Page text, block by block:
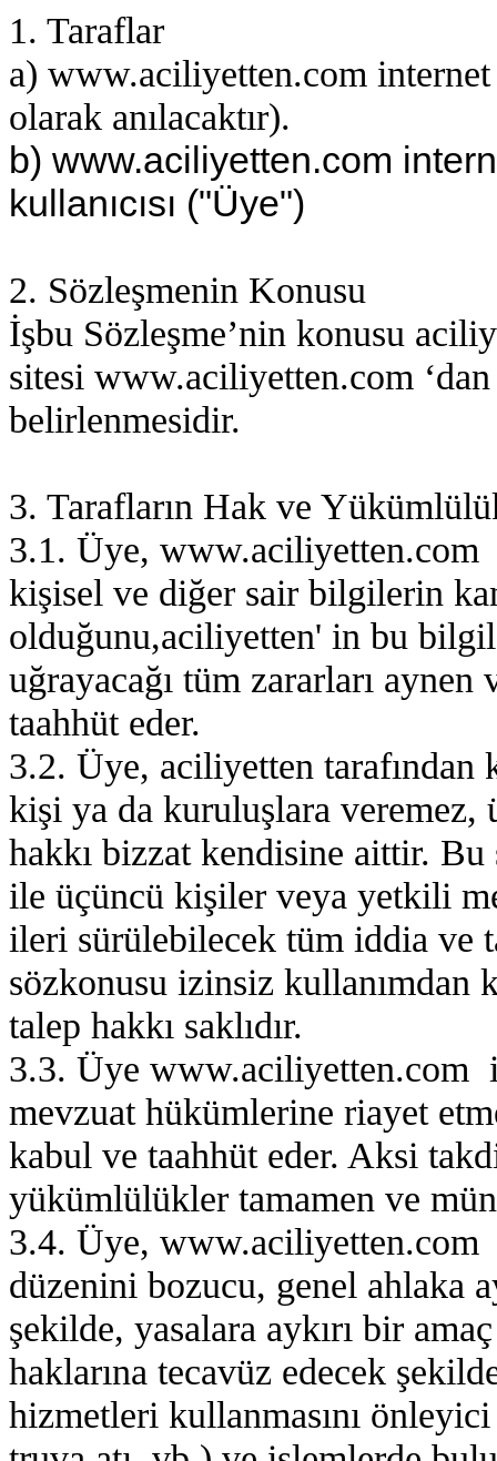
1. Taraflar
a) www.aciliyetten.com
olarak anılacaktır).
b) www.aciliyetten.com
kullanıcısı ("Üye")
2. Sözleşmenin Konusu
İşbu Sözleşme’nin konusu
sitesi www.aciliyetten.com
belirlenmesidir.
3. Tarafların Hak ve
3.1. Üye, www.aciliyetten.com
kişisel ve diğer sair bilgilerin
olduğunu,aciliyetten' in bu
uğrayacağı tüm zararları
taahhüt eder.
3.2. Üye, aciliyetten
kişi ya da kuruluşlara
hakkı bizzat kendisine aittir.
ile üçüncü kişiler veya yetkili
ileri sürülebilecek tüm iddia ve
sözkonusu izinsiz kullanımdan
talep hakkı saklıdır.
3.3. Üye www.aciliyetten.com
mevzuat hükümlerine riayet
kabul ve taahhüt eder. Aksi
yükümlülükler tamamen ve
3.4. Üye,
düzenini bozucu, genel ahlaka
şekilde, yasalara aykırı bir
haklarına tecavüz edecek
hizmetleri kullanmasını